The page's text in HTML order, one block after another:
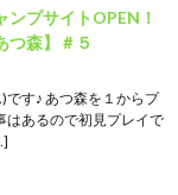
ンプサイトOPEN！
つ森】＃５
です♪ あつ森を１からプ
はあるので初見プレイで